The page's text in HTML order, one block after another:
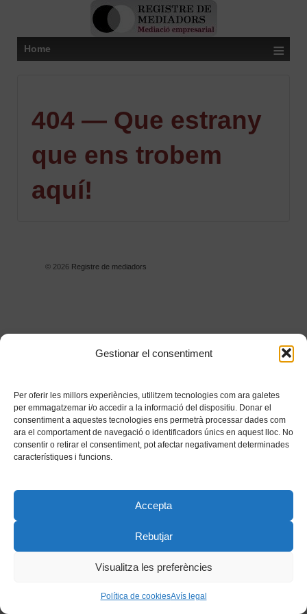
Gestionar el consentiment
Per oferir les millors experiències, utilitzem tecnologies com ara galetes
per emmagatzemar i/o accedir a la informació del dispositiu. Donar el
consentiment a aquestes tecnologies ens permetrà processar dades com
ara el comportament de navegació o identificadors únics en aquest lloc. No
consentir o retirar el consentiment, pot afectar negativament determinades
característiques i funcions.
Accepta
Rebutjar
Visualitza les preferències
Política de cookiesAvís legal
Home ≡
404 — Que estrany
que ens trobem
aquí!
© 2026Registre de mediadors